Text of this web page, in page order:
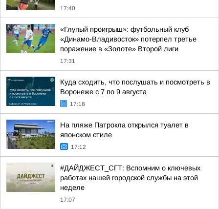
17:40
«Глупый проигрыш»: футбольный клуб
«Динамо-Владивосток» потерпел третье
поражение в «Золоте» Второй лиги
17:31
Куда сходить, что послушать и посмотреть в
Воронеже с 7 по 9 августа
17:18
На пляже Патрокла открылся туалет в
японском стиле
17:12
#ДАЙДЖЕСТ_СГТ: Вспомним о ключевых
работах нашей городской службы на этой
неделе
17:07